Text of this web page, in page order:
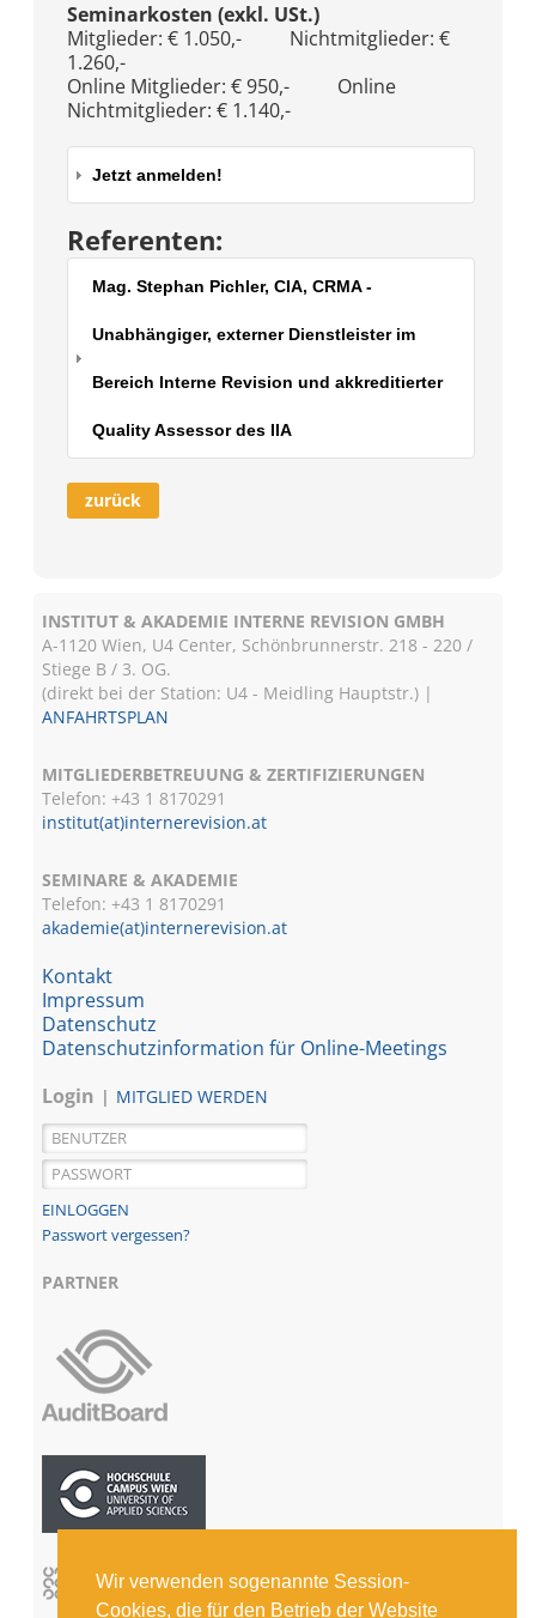
Wir verwenden sogenannte Session-
Cookies, die für den Betrieb der Website
Seminarkosten (exkl. USt.)
Mitglieder: € 1.050,- Nichtmitglieder: €
1.260,-
Online Mitglieder: € 950,- Online
Nichtmitglieder: € 1.140,-
Jetzt anmelden!
Referenten:
Mag. Stephan Pichler, CIA, CRMA -
Unabhängiger, externer Dienstleister im
Bereich Interne Revision und akkreditierter
Quality Assessor des IIA
zurück
INSTITUT & AKADEMIE INTERNE REVISION GMBH
A-1120 Wien, U4 Center, Schönbrunnerstr. 218 - 220 /
Stiege B / 3. OG.
(direkt bei der Station: U4 - Meidling Hauptstr.) |
ANFAHRTSPLAN
MITGLIEDERBETREUUNG & ZERTIFIZIERUNGEN
Telefon: +43 1 8170291
institut(at)internerevision.at
SEMINARE & AKADEMIE
Telefon: +43 18170291
akademie(at)internerevision.at
Kontakt
Impressum
Datenschutz
Datenschutzinformation für Online-Meetings
Login
MITGLIED WERDEN
Passwort vergessen?
PARTNER